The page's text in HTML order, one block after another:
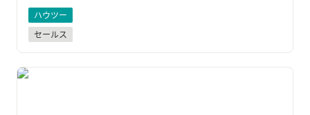
ハウツー
セールス
営業代行で売れる商材とは？適さない商材や料金体系